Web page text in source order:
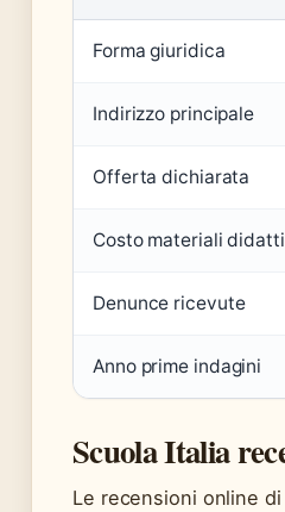
Forma giuridica
Indirizzo principale
Offerta dichiarata
Costo materiali
Denunce ricevute
Anno prime indagini
Scuola Italia
Le recensioni online